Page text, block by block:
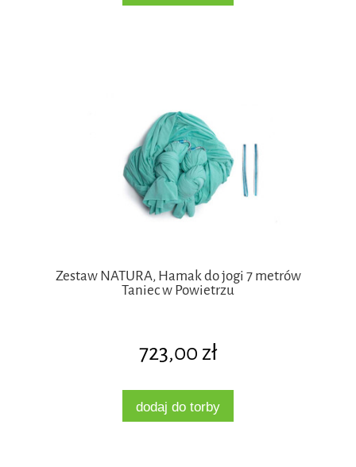
Zestaw NATURA, Hamak do jogi 7 metrów
Taniec w Powietrzu
723,00 zł
dodaj do torby